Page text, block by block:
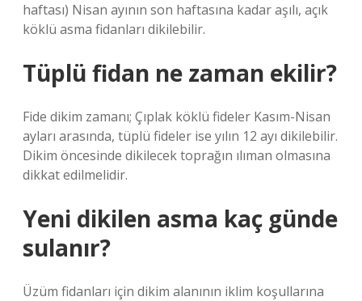
haftası) Nisan ayının son haftasına kadar aşılı, açık
köklü asma fidanları dikilebilir.
Tüplü fidan ne zaman ekilir?
Fide dikim zamanı; Çıplak köklü fideler Kasım-Nisan
ayları arasında, tüplü fideler ise yılın 12 ayı dikilebilir.
Dikim öncesinde dikilecek toprağın ılıman olmasına
dikkat edilmelidir.
Yeni dikilen asma kaç günde
sulanır?
Üzüm fidanları için dikim alanının iklim koşullarına